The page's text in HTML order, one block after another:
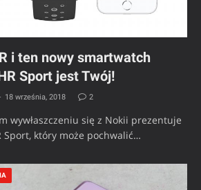
i ten nowy smartwatch
Sport jest Twój!
18 września, 2018 2
wywłaszczeniu się z Nokii prezentuje
Sport, który może pochwalić…